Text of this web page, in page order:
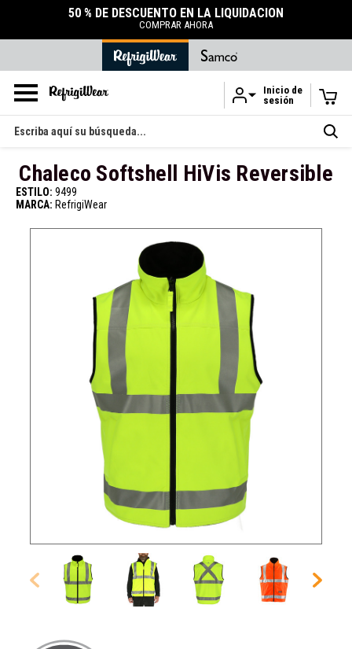
Ir al contenido principal
50 % DE DESCUENTO EN LA LIQUIDACIÓN
COMPRAR AHORA
Inicio de
sesión
Buscar
en
Chaleco Softshell HiVis Reversible
ESTILO: 9499
MARCA: RefrigiWear